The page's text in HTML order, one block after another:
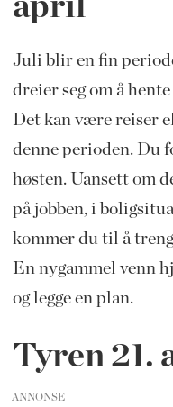
Juli blir en fin
dreier seg om å
Det kan være reiser
denne perioden. Du
høsten. Uansett om
på jobben, i
kommer du til å
En nygammel venn
og legge en plan.
Tyren​ 21.
ANNONSE